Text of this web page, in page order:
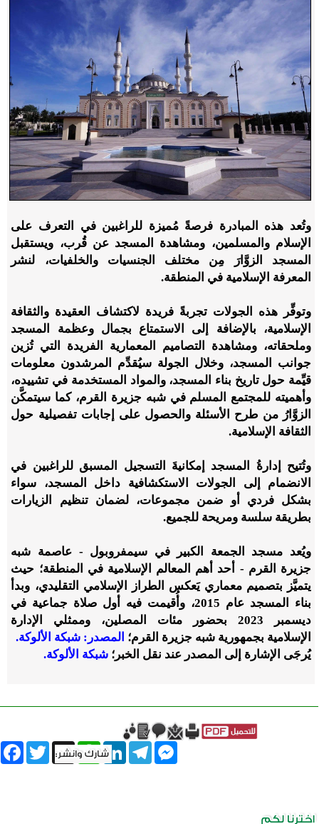
وتُعد هذه المبادرة فرصةً مُميزة للراغبين في التعرف على
الإسلام والمسلمين، ومشاهدة المسجد عن قُرب، ويستقبل
المسجد الزوَّارَ مِن مختلف الجنسيات والخلفيات، لنشر
المعرفة الإسلامية في المنطقة.
وتوفِّر هذه الجولات تجربةً فريدة لاكتشاف العقيدة والثقافة
الإسلامية، بالإضافة إلى الاستمتاع بجمال وعظمة المسجد
وملحقاته، ومشاهدة التصاميم المعمارية الفريدة التي تُزين
جوانب المسجد، وخلال الجولة سيُقدِّم المرشدون معلومات
قيِّمة حول تاريخ بناء المسجد، والمواد المستخدمة في تشييده،
وأهميته للمجتمع المسلم في شبه جزيرة القرم، كما سيتمكَّن
الزوَّارُ من طرح الأسئلة والحصول على إجابات تفصيلية حول
الثقافة الإسلامية.
وتُتيح إدارةُ المسجد إمكانيةَ التسجيل المسبق للراغبين في
الانضمام إلى الجولات الاستكشافية داخل المسجد، سواء
بشكل فردي أو ضمن مجموعات، لضمان تنظيم الزيارات
بطريقة سلسة ومريحة للجميع.
ويُعد مسجد الجمعة الكبير في سيمفروبول - عاصمة شبه
جزيرة القرم - أحد أهم المعالم الإسلامية في المنطقة؛ حيث
يتميَّز بتصميم معماري يَعكس الطراز الإسلامي التقليدي، وبدأ
بناء المسجد عام 2015، وأُقيمت فيه أول صلاة جماعية في
ديسمبر 2023 بحضور مئات المصلين، وممثلي الإدارة
الإسلامية بجمهورية شبه جزيرة القرم؛ المصدر: شبكة الألوكة.
يُرجَى الإشارة إلى المصدر عند نقل الخبر؛ شبكة الألوكة.
Twitter X
WhatsAppLinkedInTelegram
Messenger